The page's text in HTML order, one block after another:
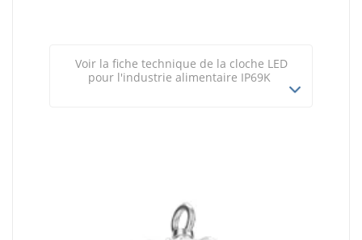
Voir la fiche technique de la cloche LED
pour l'industrie alimentaire IP69K